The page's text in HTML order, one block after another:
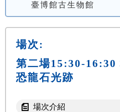
臺博館古生物館
場次:
第二場15:30-
恐龍石光跡
場次介紹